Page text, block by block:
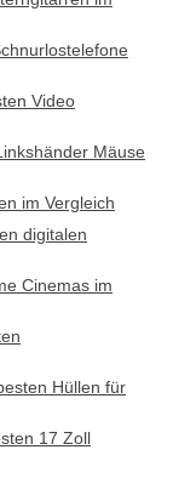
Video
Mäuse
im Vergleich
digitalen
Cinemas im
Hüllen für
17 Zoll